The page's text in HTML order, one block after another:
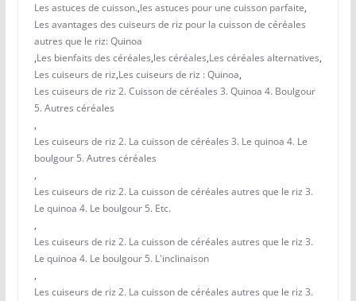
Les astuces de cuisson.,les astuces pour une cuisson parfaite,
Les avantages des cuiseurs de riz pour la cuisson de céréales
autres que le riz: Quinoa
,Les bienfaits des céréales,les céréales,Les céréales alternatives,
Les cuiseurs de riz,Les cuiseurs de riz : Quinoa,
Les cuiseurs de riz 2. Cuisson de céréales 3. Quinoa 4. Boulgour
5. Autres céréales
,
Les cuiseurs de riz 2. La cuisson de céréales 3. Le quinoa 4. Le
boulgour 5. Autres céréales
,
Les cuiseurs de riz 2. La cuisson de céréales autres que le riz 3.
Le quinoa 4. Le boulgour 5. Etc.
,
Les cuiseurs de riz 2. La cuisson de céréales autres que le riz 3.
Le quinoa 4. Le boulgour 5. L'inclinaison
,
Les cuiseurs de riz 2. La cuisson de céréales autres que le riz 3.